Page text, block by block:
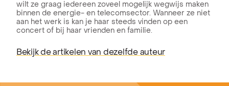
wilt ze graag iedereen zoveel mogelijk wegwijs maken
binnen de energie- en telecomsector. Wanneer ze niet
aan het werk is kan je haar steeds vinden op een
concert of bij haar vrienden en familie.
Bekijk de artikelen van dezelfde auteur